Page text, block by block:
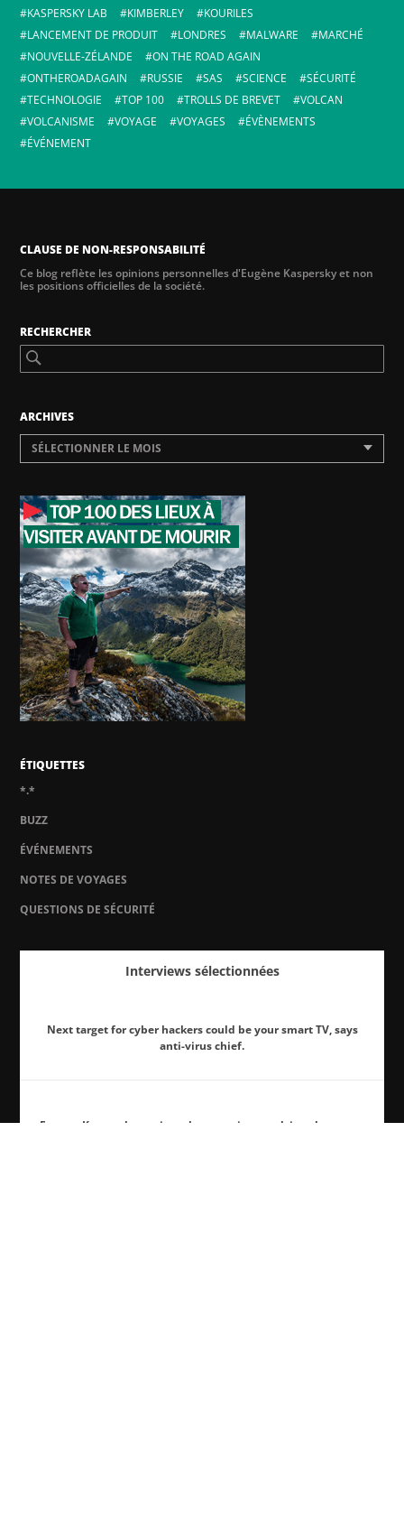
KASPERSKY LAB
KIMBERLEY
KOURILES
LANCEMENT DE PRODUIT
LONDRES MALWARE
MARCHÉ
NOUVELLE-ZÉLANDE
ON THE ROAD AGAIN
ONTHEROADAGAIN
RUSSIE SAS SCIENCE
SÉCURITÉ
TECHNOLOGIE
TOP 100 TROLLS DE BREVET
VOLCAN
VOLCANISME
VOYAGE VOYAGES
ÉVÈNEMENTS
ÉVÉNEMENT
CLAUSE DE NON-RESPONSABILITÉ
Ce blog reflète les opinions personnelles d'Eugène Kaspersky et non
les positions officielles de la société.
RECHERCHER
ARCHIVES
SÉLECTIONNER LE MOIS
ÉTIQUETTES
*.*
BUZZ
ÉVÉNEMENTS
NOTES DE VOYAGES
QUESTIONS DE SÉCURITÉ
Interviews sélectionnées
Next target for cyber hackers could be your smart TV, says
anti-virus chief.
Eugene Kaspersky: major cyberterrorist attack is only matter